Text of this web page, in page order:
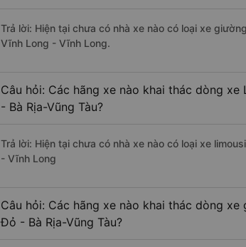
Trả lời: Hiện tại chưa có nhà xe nào có loại xe
Vĩnh Long - Vĩnh Long.
Câu hỏi: Các hãng xe nào khai thác dòng
- Bà Rịa-Vũng Tàu?
Trả lời: Hiện tại chưa có nhà xe nào có loại xe
- Vĩnh Long
Câu hỏi: Các hãng xe nào khai thác dòng
Đỏ - Bà Rịa-Vũng Tàu?